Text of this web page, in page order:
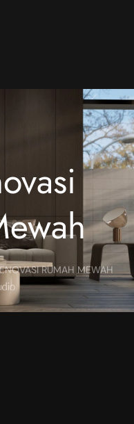
RUMAH MEWAH